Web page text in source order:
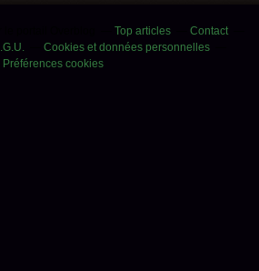
Top articles
Contact
Cookies et données personnelles
Préférences cookies